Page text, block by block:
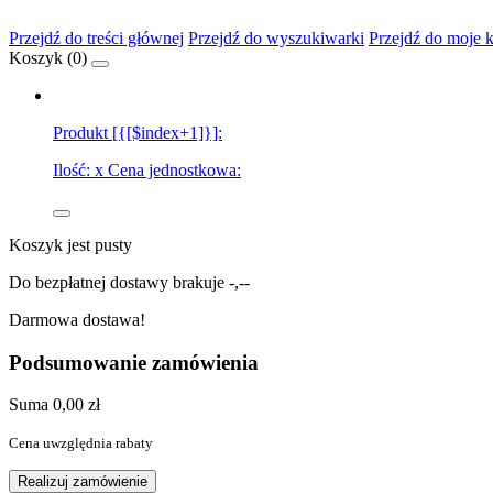
Przejdź do treści głównej Przejdź do wyszukiwarki Przejdź do moje
Koszyk (0)
Produkt [{[$index+1]}]:
Ilość: x Cena jednostkowa:
Koszyk jest pusty
Do bezpłatnej dostawy brakuje -,--
Darmowa dostawa!
Podsumowanie zamówienia
Suma 0,00 zł
Cena uwzględnia rabaty
Realizuj zamówienie